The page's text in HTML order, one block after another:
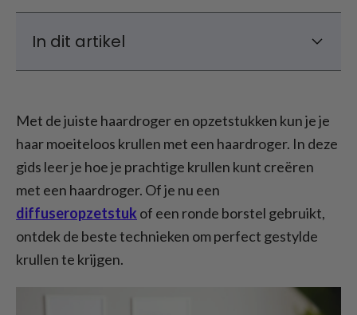
In dit artikel
Krullen föhnen met een ronde borstel
Beste haardrogers voor krullend haar:
Laifen Swift haardroger met hoge snelheid
Tips en trucs voor het krullen van haar met
een haardroger
Föhnen vs. aan de lucht drogen: Wat is
beter voor krullen?
Met de juiste haardroger en opzetstukken kun je je
haar moeiteloos krullen met een haardroger. In deze
gids leer je hoe je prachtige krullen kunt creëren
met een haardroger. Of je nu een
diffuseropzetstuk of een ronde borstel gebruikt,
ontdek de beste technieken om perfect gestylde
krullen te krijgen.